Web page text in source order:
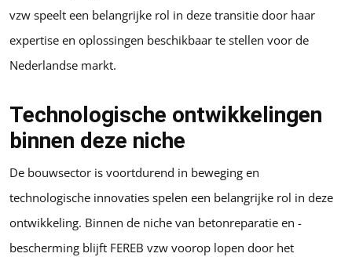
vzw speelt een belangrijke rol in deze transitie door haar
expertise en oplossingen beschikbaar te stellen voor de
Nederlandse markt.
Technologische ontwikkelingen
binnen deze niche
De bouwsector is voortdurend in beweging en
technologische innovaties spelen een belangrijke rol in deze
ontwikkeling. Binnen de niche van betonreparatie en -
bescherming blijft FEREB vzw voorop lopen door het